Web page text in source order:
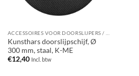
Kunsthars doorslijpschijf, Ø
300 mm, staal, K-ME
€12,40 Incl. btw